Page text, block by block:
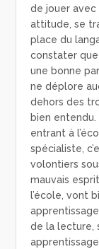
de jouer
attitude, se
place du
constater
une bonne
ne déplore
dehors des
bien
entrant à
spécialiste,
volontiers
mauvais
l’école, vont
de la lecture,